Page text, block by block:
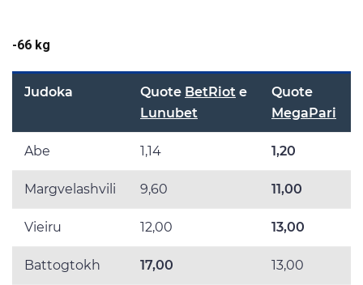
-66 kg
Judoka Quote BetRiot e
Lunubet
Quote
MegaPari
Abe 1,14 1,20
Margvelashvili 9,60 11,00
Vieiru 12,00 13,00
Battogtokh 17,00 13,00